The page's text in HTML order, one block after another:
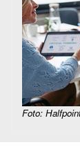
Foto: